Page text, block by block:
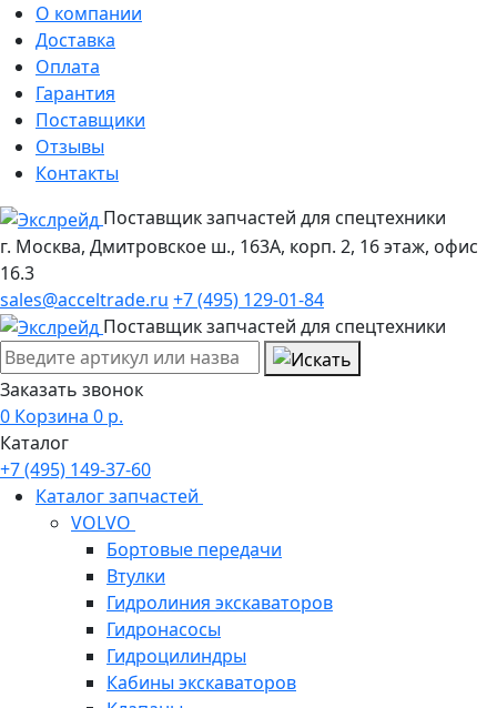
О компании
Доставка
Оплата
Гарантия
Поставщики
Отзывы
Контакты
Поставщик запчастей для спецтехники
г. Москва, Дмитровское ш., 163А, корп. 2, 16 этаж, офис
16.3
sales@acceltrade.ru +7 (495) 129-01-84
Поставщик запчастей для спецтехники
Заказать звонок
0 Корзина 0 р.
Каталог
+7 (495) 149-37-60
Каталог запчастей
VOLVO
Бортовые передачи
Втулки
Гидролиния экскаваторов
Гидронасосы
Гидроцилиндры
Кабины экскаваторов